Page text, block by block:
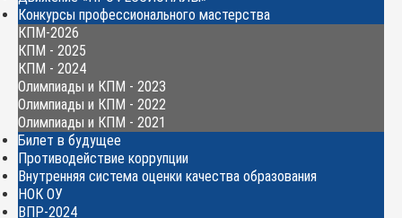
Конкурсы профессионального мастерства
КПМ-2026
КПМ - 2025
КПМ - 2024
Олимпиады и КПМ - 2023
Олимпиады и КПМ - 2022
Олимпиады и КПМ - 2021
Билет в будущее
Противодействие коррупции
Внутренняя система оценки качества образования
НОК ОУ
ВПР-2024